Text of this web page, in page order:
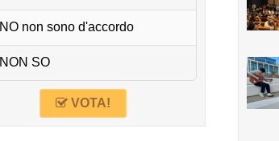
NO non sono d'accordo
NON SO
VOTA!